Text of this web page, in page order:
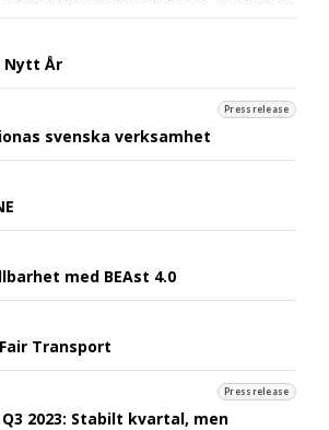
Nytt År
Pressrelease
svenska verksamhet
med BEAst 4.0
Transport
Pressrelease
2023: Stabilt kvartal, men